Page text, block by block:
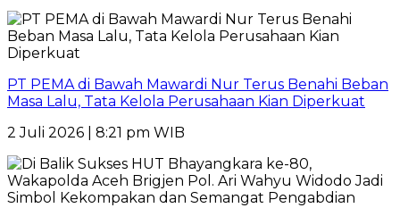
PT PEMA di Bawah Mawardi Nur Terus Benahi Beban
Masa Lalu, Tata Kelola Perusahaan Kian Diperkuat
2 Juli 2026 | 8:21 pm WIB